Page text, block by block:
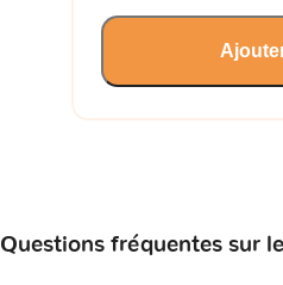
Questions fréquentes sur